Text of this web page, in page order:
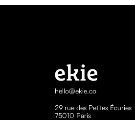
hello@ekie.co
29 rue des Petites Écuries
75010 Paris